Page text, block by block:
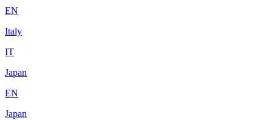
EN
Italy
IT
Japan
EN
Japan